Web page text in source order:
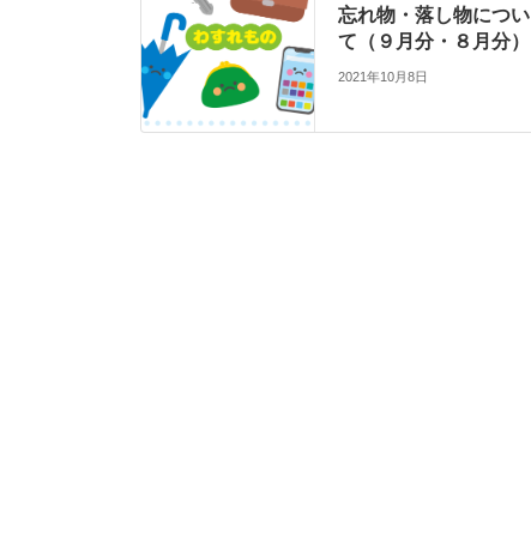
忘れ物・落し物につい
て（９月分・８月分）
2021年10月8日